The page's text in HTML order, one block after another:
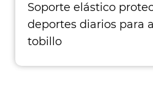
Soporte elástico
deportes diarios para
tobillo